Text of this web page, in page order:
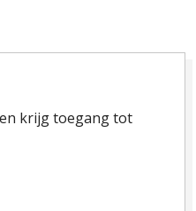
krijg toegang tot